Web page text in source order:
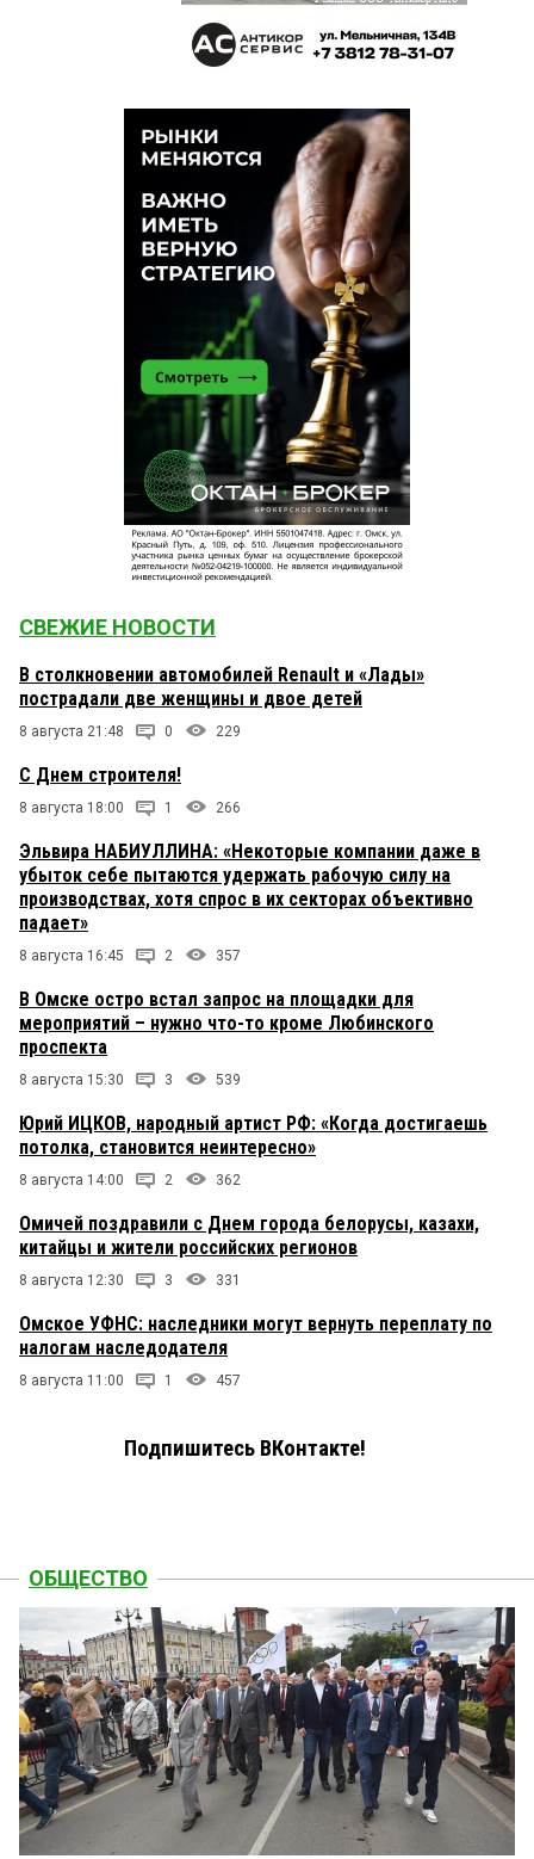
СВЕЖИЕ НОВОСТИ
В столкновении автомобилей Renault и «Лады»
пострадали две женщины и двое детей
8 августа 21:48 0 229
С Днем строителя!
8 августа 18:00 1 266
Эльвира НАБИУЛЛИНА: «Некоторые компании даже в
убыток себе пытаются удержать рабочую силу на
производствах, хотя спрос в их секторах объективно
падает»
8 августа 16:45 2 357
В Омске остро встал запрос на площадки для
мероприятий – нужно что-то кроме Любинского
проспекта
8 августа 15:30 3 539
Юрий ИЦКОВ, народный артист РФ: «Когда достигаешь
потолка, становится неинтересно»
8 августа 14:00 2 362
Омичей поздравили с Днем города белорусы, казахи,
китайцы и жители российских регионов
8 августа 12:30 3 331
Омское УФНС: наследники могут вернуть переплату по
налогам наследодателя
8 августа 11:00 1 457
Подпишитесь ВКонтакте!
ОБЩЕСТВО